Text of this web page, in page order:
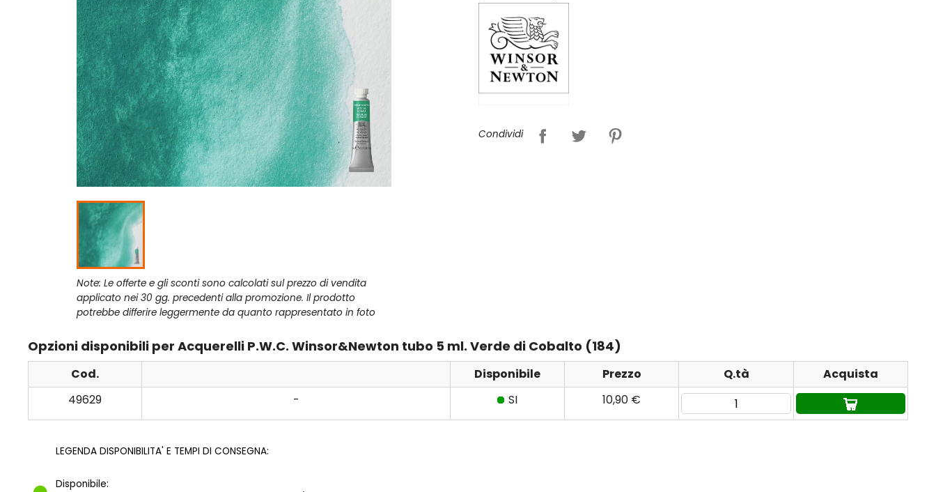
Note: Le offerte e gli sconti sono calcolati sul prezzo di vendita
applicato nei 30 gg. precedenti alla promozione. Il prodotto
potrebbe differire leggermente da quanto rappresentato in foto
Condividi
Opzioni disponibili per Acquerelli P.W.C. Winsor&Newton tubo 5 ml. Verde di Cobalto (184)
Cod. Disponibile Prezzo Q.tà
Acquista
49629
- SI 10,90 €
LEGENDA DISPONIBILITA' E TEMPI DI CONSEGNA:
Disponibile: